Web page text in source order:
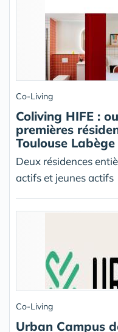
Co-Living
Coliving HIFE :
premières
Toulouse
Deux résidences
actifs et jeunes actifs
Co-Living
Urban Campus